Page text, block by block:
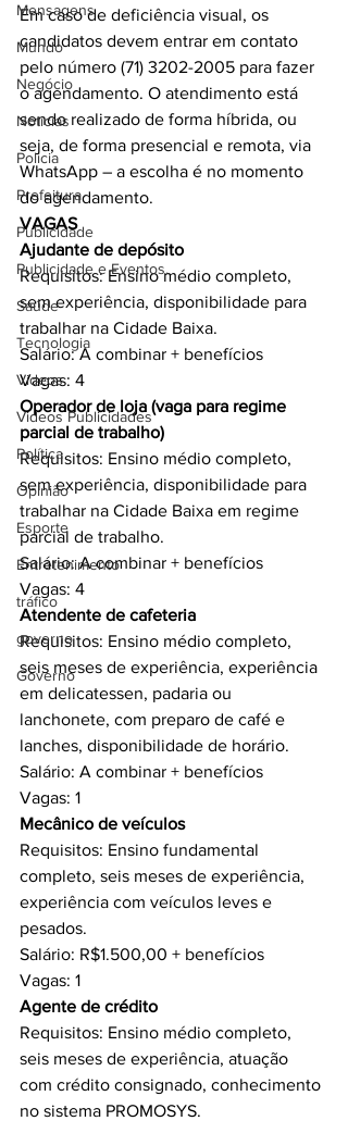
Mensagens
Mundo
Negócio
Noticias
Policia
Prefeitura
Publicidade
Publicidade e Eventos.
Saúde
Tecnologia
Videos
Videos Publicidades
Política
Opinião
Esporte
Entretenimento
tráfico
governo
Governo
Em caso de deficiência visual, os
candidatos devem entrar em contato
pelo número (71) 3202-2005 para fazer
o agendamento. O atendimento está
sendo realizado de forma híbrida, ou
seja, de forma presencial e remota, via
WhatsApp – a escolha é no momento
do agendamento.
VAGAS
Ajudante de depósito
Requisitos: Ensino médio completo,
sem experiência, disponibilidade para
trabalhar na Cidade Baixa.
Salário: A combinar + benefícios
Vagas: 4
Operador de loja (vaga para regime
parcial de trabalho)
Requisitos: Ensino médio completo,
sem experiência, disponibilidade para
trabalhar na Cidade Baixa em regime
parcial de trabalho.
Salário: A combinar + benefícios
Vagas: 4
Atendente de cafeteria
Requisitos: Ensino médio completo,
seis meses de experiência, experiência
em delicatessen, padaria ou
lanchonete, com preparo de café e
lanches, disponibilidade de horário.
Salário: A combinar + benefícios
Vagas: 1
Mecânico de veículos
Requisitos: Ensino fundamental
completo, seis meses de experiência,
experiência com veículos leves e
pesados.
Salário: R$1.500,00 + benefícios
Vagas: 1
Agente de crédito
Requisitos: Ensino médio completo,
seis meses de experiência, atuação
com crédito consignado, conhecimento
no sistema PROMOSYS.